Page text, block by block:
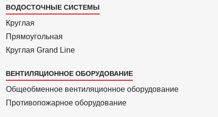
ВОДОСТОЧНЫЕ СИСТЕМЫ
Круглая
Прямоуголь­ная
Круглая Grand Line
ВЕНТИЛЯЦИОННОЕ ОБОРУДОВАНИЕ
Общеобменное вентиляционное оборудование
Противопожарное оборудование